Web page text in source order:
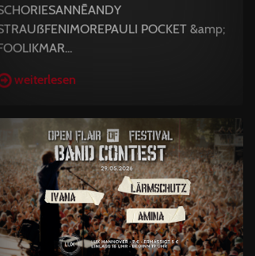
POCKET &amp;
weiterlesen